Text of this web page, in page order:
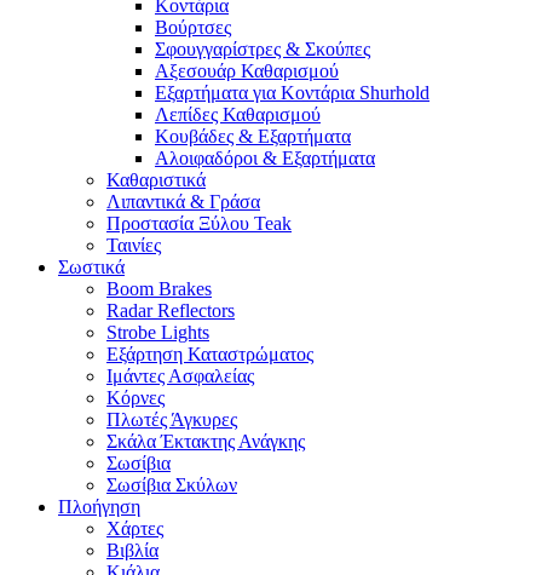
Κοντάρια
Βούρτσες
Σφουγγαρίστρες & Σκούπες
Αξεσουάρ Καθαρισμού
Εξαρτήματα για Κοντάρια Shurhold
Λεπίδες Καθαρισμού
Κουβάδες & Εξαρτήματα
Αλοιφαδόροι & Εξαρτήματα
Καθαριστικά
Λιπαντικά & Γράσα
Προστασία Ξύλου Teak
Ταινίες
Σωστικά
Boom Brakes
Radar Reflectors
Strobe Lights
Εξάρτηση Καταστρώματος
Ιμάντες Ασφαλείας
Κόρνες
Πλωτές Άγκυρες
Σκάλα Έκτακτης Ανάγκης
Σωσίβια
Σωσίβια Σκύλων
Πλοήγηση
Χάρτες
Βιβλία